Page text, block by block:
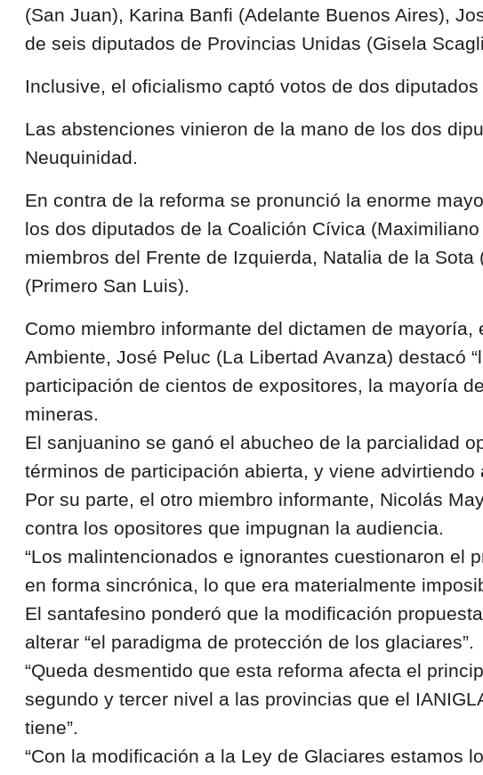
(San Juan), Karina Banfi (Adelante Buenos Aires),
de seis diputados de Provincias Unidas (Gisela
Inclusive, el oficialismo captó votos de dos
Las abstenciones vinieron de la mano de los dos
Neuquinidad.
En contra de la reforma se pronunció la enorme
los dos diputados de la Coalición Cívica
miembros del Frente de Izquierda, Natalia de la
(Primero San Luis).
Como miembro informante del dictamen de
Ambiente, José Peluc (La Libertad Avanza) destacó
participación de cientos de expositores, la mayoría
mineras.
El sanjuanino se ganó el abucheo de la parcialidad
términos de participación abierta, y viene
Por su parte, el otro miembro informante, Nicolás
contra los opositores que impugnan la audiencia.
“Los malintencionados e ignorantes cuestionaron el
en forma sincrónica, lo que era materialmente
El santafesino ponderó que la modificación
alterar “el paradigma de protección de los glaciares”.
“Queda desmentido que esta reforma afecta el
segundo y tercer nivel a las provincias que el
tiene”.
“Con la modificación a la Ley de Glaciares estamos